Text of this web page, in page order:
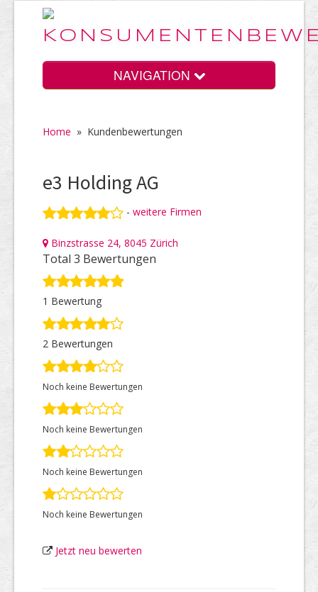
NAVIGATION
Home
Vorteile
Preise
HELP Awards
Top Firmen
Über uns
Home » Kundenbewertungen
e3 Holding AG
- weitere Firmen
Binzstrasse 24, 8045 Zürich
Total 3 Bewertungen
1 Bewertung
2 Bewertungen
Noch keine Bewertungen
Noch keine Bewertungen
Noch keine Bewertungen
Noch keine Bewertungen
Jetzt neu bewerten